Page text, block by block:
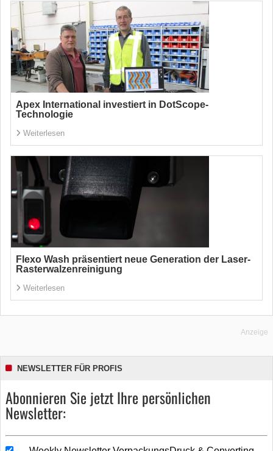
Apex International investiert in DotScope-
Technologie
Weiterlesen
Flexo Wash präsentiert neue Generation der Laser-
Rasterwalzenreinigung
Weiterlesen
Anzeige
NEWSLETTER FÜR PROFIS
Abonnieren Sie jetzt Ihre persönlichen
Newsletter: